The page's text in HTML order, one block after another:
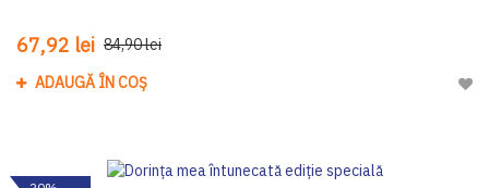
67,92 lei 84,90 lei
ADAUGĂ ÎN COȘ